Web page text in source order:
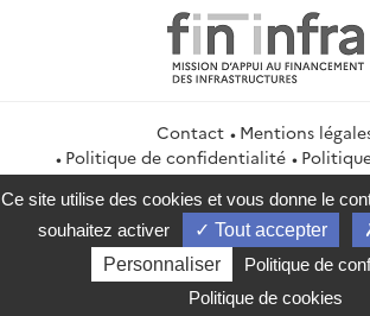
Contact
Mentions
Politique de confidentialité
Gestion des cookies
Flux
service-public.gouv.fr
data.gouv.fr
2026 Direction générale du
Ce site utilise des cookies et vous donne le
souhaitez activer
Tout accepter
Personnaliser
Politique de
Politique de cookies